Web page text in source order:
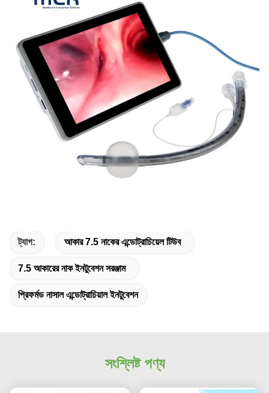
ট্যাগ: আকার 7.5 নাকের এন্ডোট্রাচিয়েল টিউব
7.5 আকারের নাক ইনটুবেশন সরঞ্জাম
প্রিফর্মড নাসাল এন্ডোট্রাচিয়াল ইনটুবেশন
সংশ্লিষ্ট পণ্য